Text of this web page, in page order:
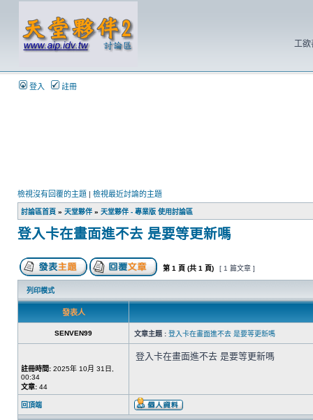
工欲
登入 註冊
檢視沒有回覆的主題 | 檢視最近討論的主題
討論區首頁 » 天堂夥伴 » 天堂夥伴 - 專業版 使用討論區
登入卡在畫面進不去 是要等更新嗎
第 1 頁 (共 1 頁) [ 1 篇文章 ]
列印模式
發表人
SENVEN99 文章主題 : 登入卡在畫面進不去 是要等更新嗎
註冊時間: 2025年 10月 31日,
00:34
文章: 44
登入卡在畫面進不去 是要等更新嗎
回頂端